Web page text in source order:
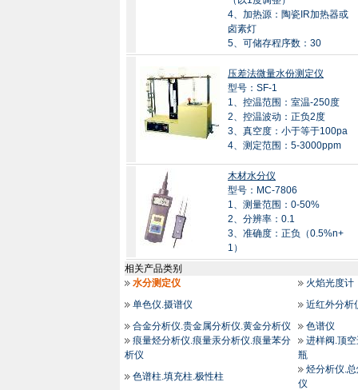
4、加热源：陶瓷IR加热器或
卤素灯
5、可储存程序数：30
压差法微量水份测定仪
型号：SF-1
1、控温范围：室温-250度
2、控温波动：正负2度
3、真空度：小于等于100pa
4、测定范围：5-3000ppm
木材水分仪
型号：MC-7806
1、测量范围：0-50%
2、分辨率：0.1
3、准确度：正负（0.5%n+
1）
相关产品类别
水分测定仪
火焰光度计
单色仪.摄谱仪
近红外分析
合金分析仪.贵金属分析仪.黄金分析仪
色谱仪
痕量烃分析仪.痕量汞分析仪.痕量苯分
析仪
进样阀.顶
瓶
色谱柱.填充柱.极性柱
烃分析仪.
仪